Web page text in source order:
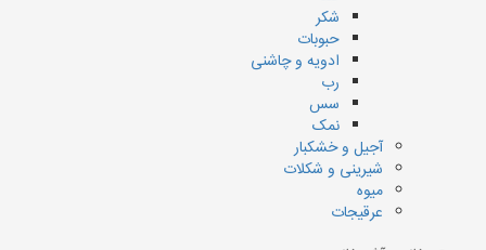
شکر
حبوبات
ادویه و چاشنی
رب
سس
نمک
آجیل و خشکبار
شیرینی و شکلات
میوه
عرقیجات